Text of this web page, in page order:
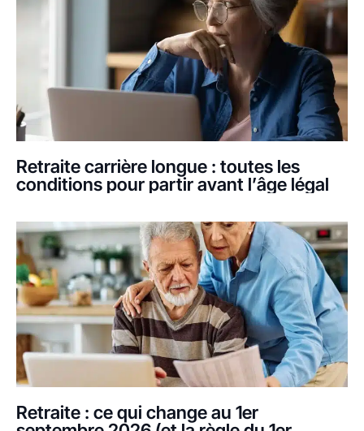
Retraite carrière longue : toutes les
conditions pour partir avant l’âge légal
Retraite : ce qui change au 1er